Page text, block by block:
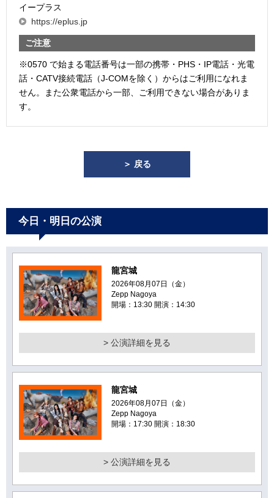
イープラス
https://eplus.jp
ご注意
※0570 で始まる電話番号は一部の携帯・PHS・IP電話・光電
話・CATV接続電話（J-COMを除く）からはご利用になれま
せん。また公衆電話から一部、ご利用できない場合がありま
す。
＞ 戻る
今日・明日の公演
龍宮城
2026年08月07日（金）
Zepp Nagoya
開場：13:30 開演：14:30
> 公演詳細を見る
龍宮城
2026年08月07日（金）
Zepp Nagoya
開場：17:30 開演：18:30
> 公演詳細を見る